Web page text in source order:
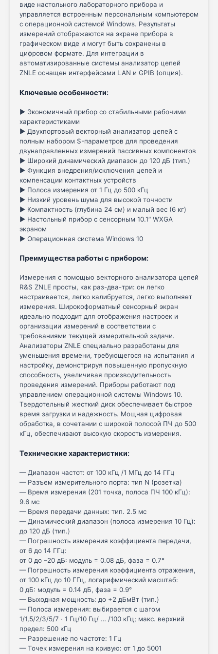
виде настольного лабораторного прибора и
управляется встроенным персональным компьютером
с операционной системой Windows. Результаты
измерений отображаются на экране прибора в
графическом виде и могут быть сохранены в
цифровом формате. Для интеграции в
автоматизированные системы анализатор цепей
ZNLE оснащен интерфейсами LAN и GPIB (опция).
Ключевые особенности:
► Экономичный прибор со стабильными рабочими
характеристиками
► Двухпортовый векторный анализатор цепей с
полным набором S-параметров для проведения
двунаправленных измерений пассивных компонентов
► Широкий динамический диапазон до 120 дБ (тип.)
► Функция внедрения/исключения цепей и
компенсации контактных устройств
► Полоса измерения от 1 Гц до 500 кГц
► Низкий уровень шума для высокой точности
► Компактность (глубина 24 см) и малый вес (6 кг)
► Настольный прибор с сенсорным 10.1″ WXGA
экраном
► Операционная система Windows 10
Преимущества работы с прибором:
Измерения с помощью векторного анализатора цепей
R&S ZNLE просты, как раз-два-три: он легко
настраивается, легко калибруется, легко выполняет
измерения. Широкоформатный сенсорный экран
идеально подходит для отображения настроек и
организации измерений в соответствии с
требованиями текущей измерительной задачи.
Анализаторы ZNLE специально разработаны для
уменьшения времени, требующегося на испытания и
настройку, демонстрируя повышенную пропускную
способность, увеличивая производительность
проведения измерений. Приборы работают под
управлением операционной системы Windows 10.
Твердотельный жесткий диск обеспечивает быстрое
время загрузки и надежность. Мощная цифровая
обработка, в сочетании с широкой полосой ПЧ до 500
кГц, обеспечивают высокую скорость измерения.
Технические характеристики:
— Диапазон частот: от 100 кГц /1 МГц до 14 ГГц
— Разъем измерительного порта: тип N (розетка)
— Время измерения (201 точка, полоса ПЧ 100 кГц):
9.6 мс
— Время передачи данных: тип. 2.5 мс
— Динамический диапазон (полоса измерения 10 Гц):
до 120 дБ (тип.)
— Погрешность измерения коэффициента передачи,
от 6 до 14 ГГц:
от 0 до –20 дБ: модуль = 0.08 дБ, фаза = 0.7°
— Погрешность измерения коэффициента отражения,
от 100 кГц до 10 ГГц, логарифмический масштаб:
0 дБ: модуль = 0.14 дБ, фаза = 0.9°
— Выходная мощность: до +2 дБмВт (тип.)
— Полоса измерения: выбирается с шагом
1/1,5/2/3/5/7 · 1 Гц/10 Гц/ … /100 кГц; макс. верхний
предел: 500 кГц
— Разрешение по частоте: 1 Гц
— Точек измерения на кривую: от 1 до 5001